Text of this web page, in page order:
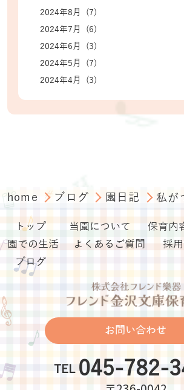
2024年8月 (7)
2024年7月 (6)
2024年6月 (3)
2024年5月 (7)
2024年4月 (3)
home ブログ 園日記 私が
トップ 当園について
保育内
園での生活
よくあるご質問
採
ブログ
お問い合わせ
TEL 045-782-